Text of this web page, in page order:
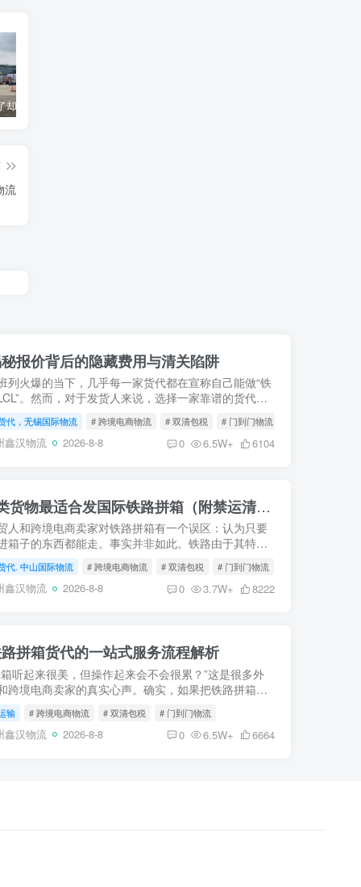
流
报价背后的隐藏费用与清关陷阱
列火爆的当下，几乎每一家货代都在宣称自己能做“铁
。然而，对于发货人来说，选择一家靠谱的货代，
对比那一两百块钱的差价重要得多。一个不专业的货
会在报...
代，无锡国际物流 # 跨境电商物流 # 双清包税 # 门到门物流
鑫汉物流 2026-8-8 0 6.5W+ 6104
去欧洲散货走铁路？这5类货物最适合发国际铁路拼箱（附禁运清单）
人和跨境电商卖家对铁路拼箱有一个误区：认为只要
箱子的东西都能走。事实并非如此。铁路由于其特殊
属性和过境监管要求（特别是经过俄罗斯、哈萨克斯坦
国家时），...
代. 中山国际物流 # 跨境电商物流 # 双清包税 # 门到门物流
鑫汉物流 2026-8-8 0 3.7W+ 8222
拼箱货代的一站式服务流程解析
听起来很美，但操作起来会不会很累？”这是很多外
跨境电商卖家的真实心声。确实，如果把铁路拼箱拆
箱分拨、...
输 # 跨境电商物流 # 双清包税 # 门到门物流
鑫汉物流 2026-8-8 0 6.5W+ 6664